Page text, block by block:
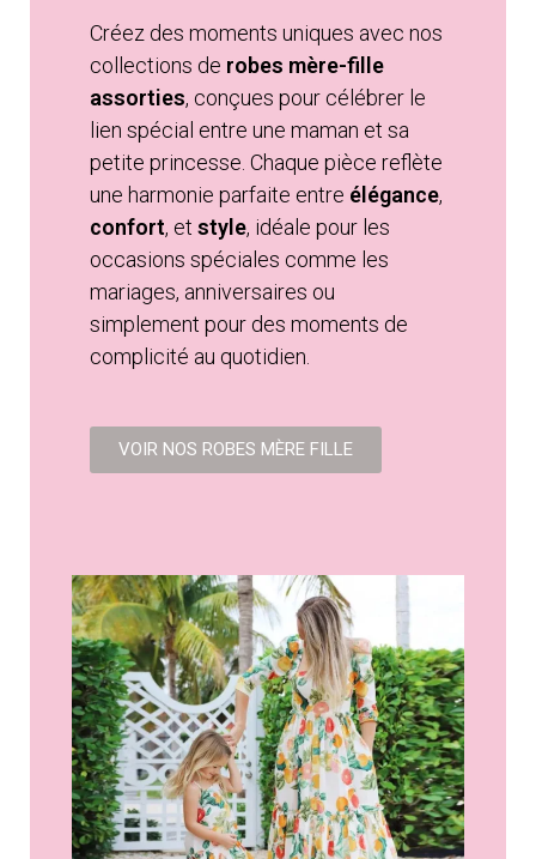
Créez des moments uniques avec nos
collections de robes mère-fille
assorties, conçues pour célébrer le
lien spécial entre une maman et sa
petite princesse. Chaque pièce reflète
une harmonie parfaite entre élégance,
confort, et style, idéale pour les
occasions spéciales comme les
mariages, anniversaires ou
simplement pour des moments de
complicité au quotidien.
VOIR NOS ROBES MÈRE FILLE